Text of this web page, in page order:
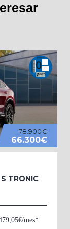
78.900€
66.300€
TRONIC
mes*